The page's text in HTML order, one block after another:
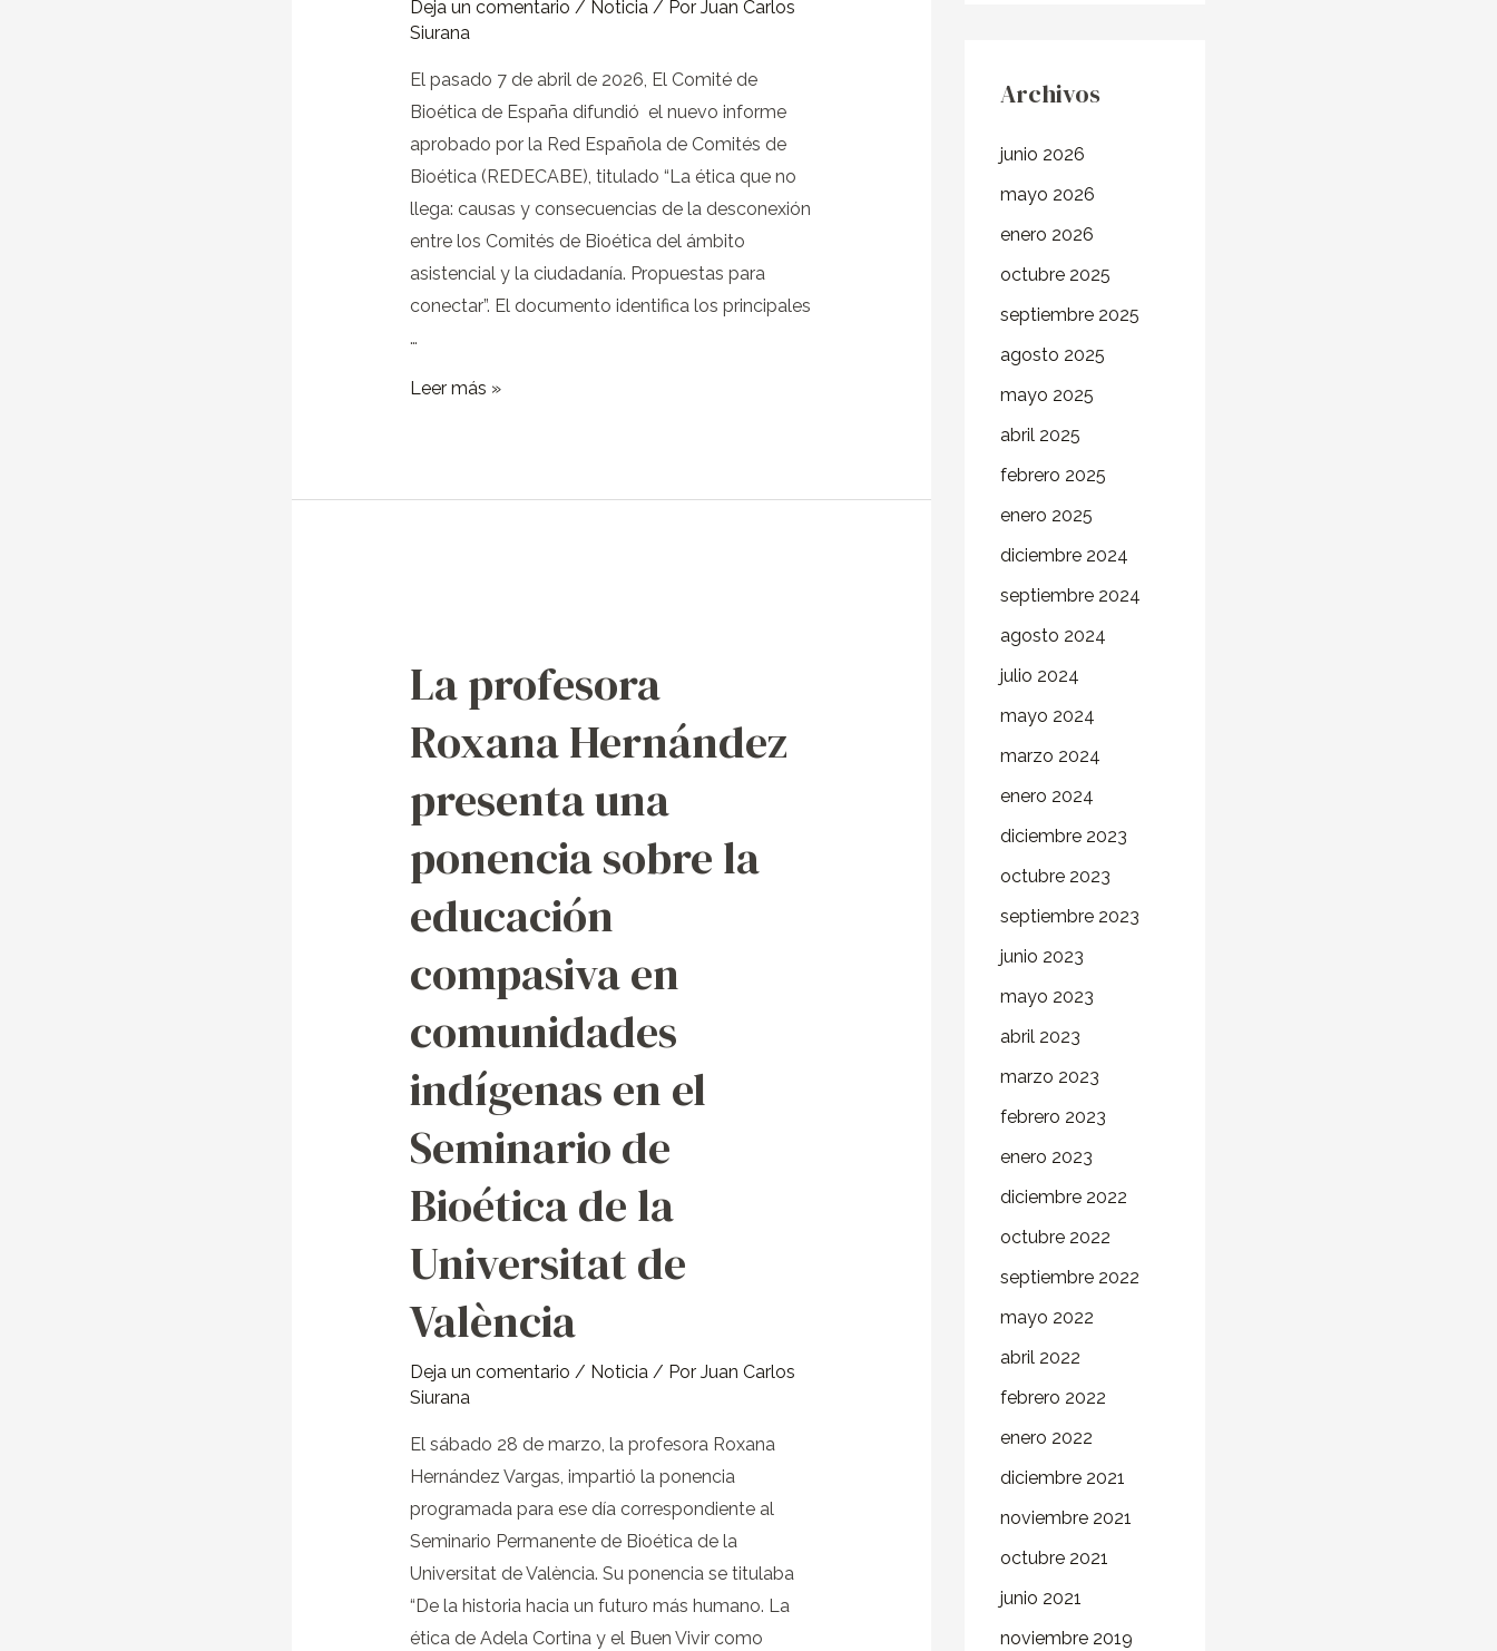
Deja un comentario / Noticia / PorJuan Carlos
Siurana
El pasado 7 de abril de 2026, El Comité de
Bioética de España difundió el nuevo informe
aprobado por la Red Española de Comités de
Bioética (REDECABE), titulado “La ética que no
llega: causas y consecuencias de la desconexión
entre los Comités de Bioética del ámbito
asistencial y la ciudadanía. Propuestas para
conectar”. El documento identifica los principales
…
reforzar
papel
público
Leer más »
La profesora
Roxana Hernández
presenta una
ponencia sobre la
educación
compasiva en
comunidades
indígenas en el
Seminario de
Bioética de la
Universitat de
València
Deja un comentario / Noticia / PorJuan Carlos
Siurana
El sábado 28 de marzo, la profesora Roxana
Hernández Vargas, impartió la ponencia
programada para ese día correspondiente al
Seminario Permanente de Bioética de la
Universitat de València. Su ponencia se titulaba
“De la historia hacia un futuro más humano. La
ética de Adela Cortina y el Buen Vivir como
Roxana
Hernández
presenta
ponencia
la
educación
compasiva
en
comunidades
indígenas
el
Seminario
de
Bioética
de
la
de
Archivos
junio 2026
mayo 2026
enero 2026
octubre 2025
septiembre 2025
agosto 2025
mayo 2025
abril 2025
febrero 2025
enero 2025
diciembre 2024
septiembre 2024
agosto 2024
julio 2024
mayo 2024
marzo 2024
enero 2024
diciembre 2023
octubre 2023
septiembre 2023
junio 2023
mayo 2023
abril 2023
marzo 2023
febrero 2023
enero 2023
diciembre 2022
octubre 2022
septiembre 2022
mayo 2022
abril 2022
febrero 2022
enero 2022
diciembre 2021
noviembre 2021
octubre 2021
junio 2021
noviembre 2019